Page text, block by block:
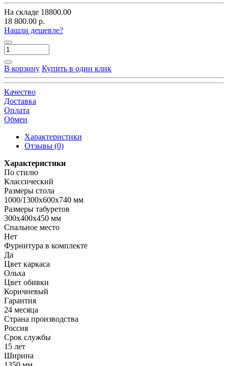
На складе 18800.00
18 800.00 р.
Нашли дешевле?
В корзину Купить в один клик
Качество
Доставка
Оплата
Обмен
Характеристики
Отзывы (0)
Характеристики
По стилю
Классический
Размеры стола
1000/1300х600х740 мм
Размеры табуретов
300х400х450 мм
Спальное место
Нет
Фурнитура в комплекте
Да
Цвет каркаса
Ольха
Цвет обивки
Коричневый
Гарантия
24 месяца
Страна производства
Россия
Срок службы
15 лет
Ширина